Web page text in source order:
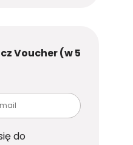
Voucher (w 5
do